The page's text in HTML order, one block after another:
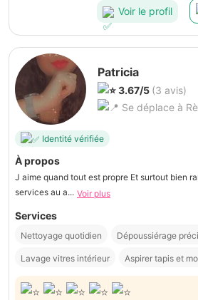
Voir le profil
Patricia
3.67/5 (3 avis)
Se déplace à
Identité vérifiée
À propos
J aime quand tout est propre Et surtout bien
services au a... Voir plus
Services
Nettoyage quotidien Dépoussiérage
Lavage vitres intérieur Aspirer tapis et